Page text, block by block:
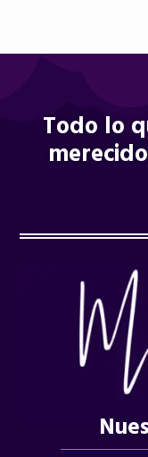
Todo lo